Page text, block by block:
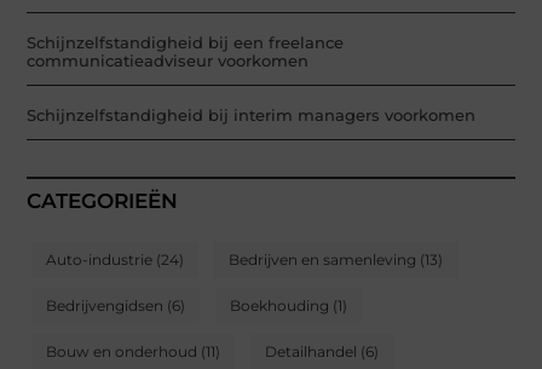
Schijnzelfstandigheid bij een freelance
communicatieadviseur voorkomen
Schijnzelfstandigheid bij interim managers voorkomen
CATEGORIEËN
Auto-industrie (24) Bedrijven en samenleving (13)
Bedrijvengidsen (6) Boekhouding (1)
Bouw en onderhoud (11) Detailhandel (6)